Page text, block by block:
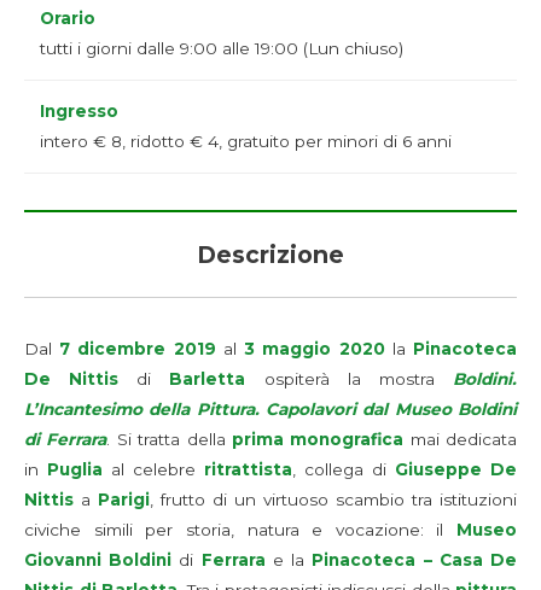
Orario
tutti i giorni dalle 9:00 alle 19:00 (Lun chiuso)
Ingresso
intero € 8, ridotto € 4, gratuito per minori di 6 anni
Descrizione
Dal 7 dicembre 2019 al 3 maggio 2020la Pinacoteca
De Nittis di Barletta ospiterà la mostra Boldini.
L’Incantesimo della Pittura. Capolavori dal Museo Boldini
di Ferrara. Si tratta della prima monografica mai dedicata
in Puglia al celebre ritrattista, collega di Giuseppe De
Nittis a Parigi, frutto di un virtuoso scambio tra istituzioni
civiche simili per storia, natura e vocazione: il Museo
Giovanni Boldini di Ferrara e la Pinacoteca – Casa De